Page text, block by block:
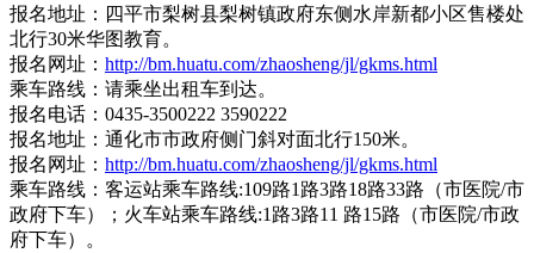
报名地址：四平市梨树县梨树镇政府东侧水岸新都小区售楼处
北行30米华图教育。
报名网址： http://bm.huatu.com/zhaosheng/jl/gkms.html
乘车路线：请乘坐出租车到达。
报名电话：0435-3500222 3590222
报名地址：通化市市政府侧门斜对面北行150米。
报名网址： http://bm.huatu.com/zhaosheng/jl/gkms.html
乘车路线：客运站乘车路线:109路1路3路18路33路（市医院/市
政府下车）；火车站乘车路线:1路3路11 路15路（市医院/市政
府下车）。